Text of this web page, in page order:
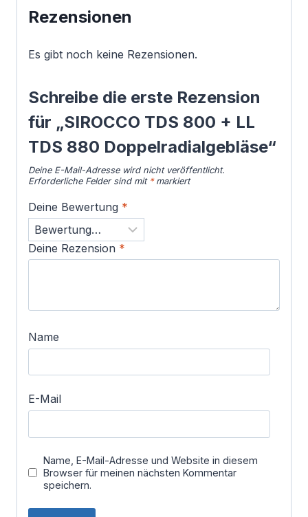
Rezensionen
Es gibt noch keine Rezensionen.
Schreibe die erste Rezension
für „SIROCCO TDS 800 + LL
TDS 880 Doppelradialgebläse“
Deine E-Mail-Adresse wird nicht veröffentlicht.
Erforderliche Felder sind mit *markiert
Deine Bewertung *
Deine Rezension *
Name
E-Mail
Name, E-Mail-Adresse und Website in diesem
Browser für meinen nächsten Kommentar
speichern.